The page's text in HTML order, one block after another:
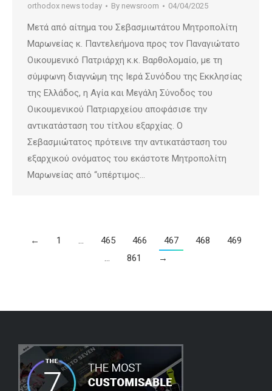
orthodox news today By newsroom 04/04/2025
Μετά από αίτημα του Σεβασμιωτάτου Μητροπολίτη
Μαρωνείας κ. Παντελεήμονα προς τον Παναγιώτατο
Οικουμενικό Πατριάρχη κ.κ. Βαρθολομαίο, με τη
σύμφωνη διαγνώμη της Ιερά Συνόδου της Εκκλησίας
της Ελλάδος, η Αγία και Μεγάλη Σύνοδος του
Οικουμενικού Πατριαρχείου αποφάσισε την
αντικατάσταση του τίτλου εξαρχίας. Ο
Σεβασμιώτατος πρότεινε την αντικατάσταση του
εξαρχικού ονόματος του εκάστοτε Μητροπολίτη
Μαρωνείας από “υπέρτιμος…
← 1 … 465 466 467 468
469
…
861 →